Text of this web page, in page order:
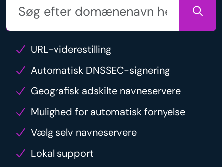
URL-viderestilling
Automatisk DNSSEC-signering
Geografisk adskilte navneservere
Mulighed for automatisk fornyelse
Vælg selv navneservere
Lokal support